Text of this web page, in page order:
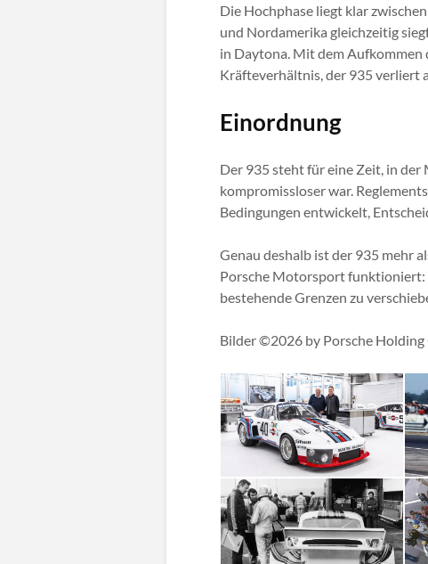
Die Hochphase liegt klar
und Nordamerika gleichzeitig
in Daytona. Mit dem
Kräfteverhältnis, der 935 verliert
Einordnung
Der 935 steht für eine Zeit, in
kompromissloser war.
Bedingungen entwickelt,
Genau deshalb ist der 935 mehr
Porsche Motorsport funktioniert:
bestehende Grenzen zu
Bilder ©2026 by Porsche Holding